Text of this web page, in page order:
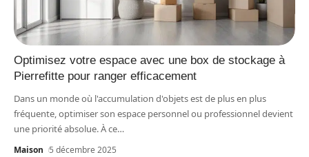
Optimisez votre espace avec une box de stockage à
Pierrefitte pour ranger efficacement
Dans un monde où l'accumulation d'objets est de plus en plus
fréquente, optimiser son espace personnel ou professionnel devient
une priorité absolue. À ce…
Maison 5 décembre 2025